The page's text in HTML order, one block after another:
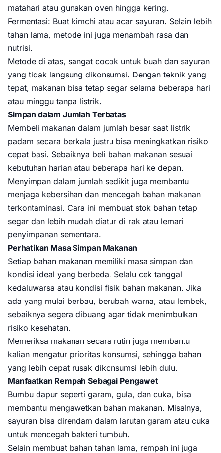
matahari atau gunakan oven hingga kering.
Fermentasi: Buat kimchi atau acar sayuran. Selain lebih
tahan lama, metode ini juga menambah rasa dan
nutrisi.
Metode di atas, sangat cocok untuk buah dan sayuran
yang tidak langsung dikonsumsi. Dengan teknik yang
tepat, makanan bisa tetap segar selama beberapa hari
atau minggu tanpa listrik.
Simpan dalam Jumlah Terbatas
Membeli makanan dalam jumlah besar saat listrik
padam secara berkala justru bisa meningkatkan risiko
cepat basi. Sebaiknya beli bahan makanan sesuai
kebutuhan harian atau beberapa hari ke depan.
Menyimpan dalam jumlah sedikit juga membantu
menjaga kebersihan dan mencegah bahan makanan
terkontaminasi. Cara ini membuat stok bahan tetap
segar dan lebih mudah diatur di rak atau lemari
penyimpanan sementara.
Perhatikan Masa Simpan Makanan
Setiap bahan makanan memiliki masa simpan dan
kondisi ideal yang berbeda. Selalu cek tanggal
kedaluwarsa atau kondisi fisik bahan makanan. Jika
ada yang mulai berbau, berubah warna, atau lembek,
sebaiknya segera dibuang agar tidak menimbulkan
risiko kesehatan.
Memeriksa makanan secara rutin juga membantu
kalian mengatur prioritas konsumsi, sehingga bahan
yang lebih cepat rusak dikonsumsi lebih dulu.
Manfaatkan Rempah Sebagai Pengawet
Bumbu dapur seperti garam, gula, dan cuka, bisa
membantu mengawetkan bahan makanan. Misalnya,
sayuran bisa direndam dalam larutan garam atau cuka
untuk mencegah bakteri tumbuh.
Selain membuat bahan tahan lama, rempah ini juga